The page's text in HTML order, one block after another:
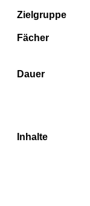
Zielgruppe
Fächer
Dauer
Inhalte